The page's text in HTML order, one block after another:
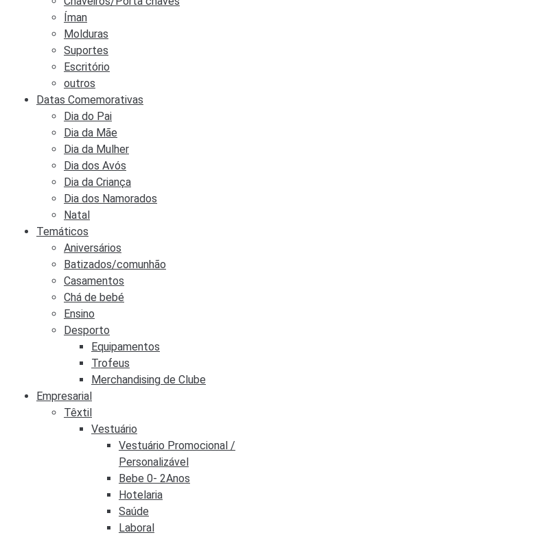
Íman
Molduras
Suportes
Escritório
outros
Datas Comemorativas
Dia do Pai
Dia da Mãe
Dia da Mulher
Dia dos Avós
Dia da Criança
Dia dos Namorados
Natal
Temáticos
Aniversários
Batizados/comunhão
Casamentos
Chá de bebé
Ensino
Desporto
Equipamentos
Trofeus
Merchandising de Clube
Empresarial
Têxtil
Vestuário
Vestuário Promocional /
Personalizável
Bebe 0- 2Anos
Hotelaria
Saúde
Laboral